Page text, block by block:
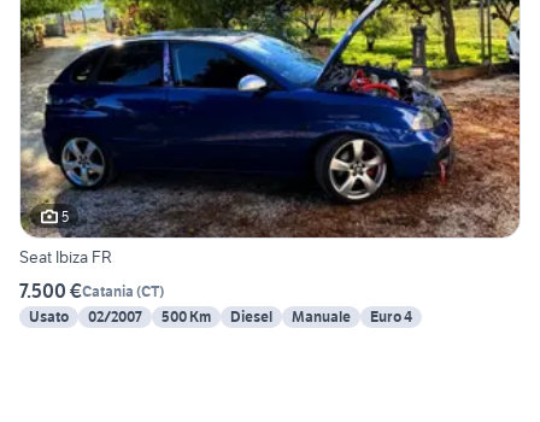
5
Seat Ibiza FR
7.500 €Catania (CT)
Usato
02/2007 500 Km Diesel Manuale Euro 4